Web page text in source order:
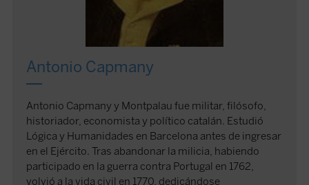
Antonio Capmany
Antonio Capmany y Montpalau fue militar, filósofo,
historiador, economista y político catalán. Estudió
Lógica y Humanidades en Barcelona antes de ingresar
en el Ejército. Tras abandonar la milicia, habiendo
participado en la guerra contra Portugal en 1762,
volvió a la vida civil en 1770, dedicándose